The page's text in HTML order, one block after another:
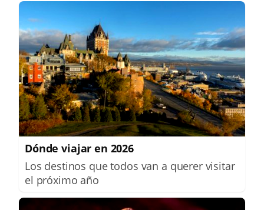
Dónde viajar en 2026
Los destinos que todos van a querer visitar
el próximo año